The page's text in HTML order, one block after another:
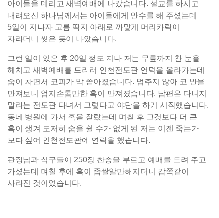
아이들을 데리고 새벽예배에 나갔습니다. 설교를 하시고
내려오신 하나님께서는 아이들에게 안수를 해 주셨는데
5일이 지나자 고름 딱지 아래로 까맣게 머리카락이
자라더니 씻은 듯이 나았습니다.
그런 일이 있은 후 20일 정도 지나 저는 무릎까지 찬 눈을
헤치고 새벽예배를 드리러 인천전도관 언덕을 올라가는데
숨이 차면서 코피가 막 쏟아졌습니다. 멈추지 않아 코 안을
만져보니 엄지손톱만한 혹이 만져졌습니다. 남편은 다니지
말라는 전도관 다녀서 그렇다고 야단을 하기 시작했습니다.
동네 병원에 가서 혹을 잘랐는데 며칠 후 그것보다 더 큰
혹이 생겨 도저히 숨을 쉴 수가 없게 된 저는 이젠 죽는가
보다 싶어 인천전도관에 연락을 했습니다.
관장님과 식구들이 250장 찬송을 부르고 예배를 드려 주고
가셨는데 며칠 후에 혹이 좁쌀알만해지더니 감쪽같이
사라진 것이었습니다.